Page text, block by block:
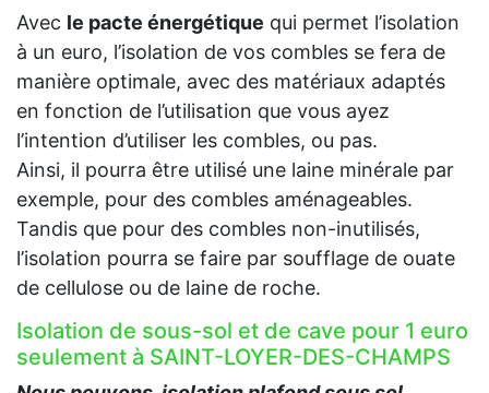
Avec le pacte énergétique qui permet l’isolation
à un euro, l’isolation de vos combles se fera de
manière optimale, avec des matériaux adaptés
en fonction de l’utilisation que vous ayez
l’intention d’utiliser les combles, ou pas.
Ainsi, il pourra être utilisé une laine minérale par
exemple, pour des combles aménageables.
Tandis que pour des combles non-inutilisés,
l’isolation pourra se faire par soufflage de ouate
de cellulose ou de laine de roche.
Isolation de sous-sol et de cave pour 1 euro
seulement à SAINT-LOYER-DES-CHAMPS